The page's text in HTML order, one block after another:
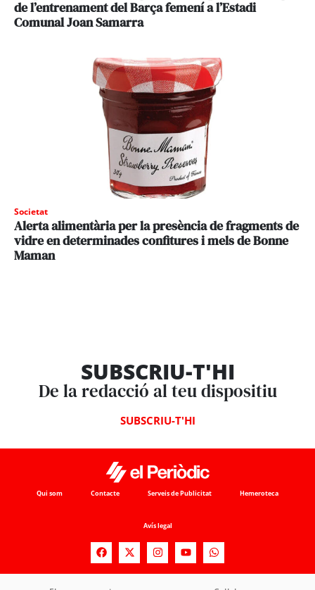
de l’entrenament del Barça femení a l’Estadi
Comunal Joan Samarra
Societat
Alerta alimentària per la presència de fragments de
vidre en determinades confitures i mels de Bonne
Maman
SUBSCRIU-T'HI
De la redacció al teu dispositiu
SUBSCRIU-T'HI
Qui som Contacte Serveis de Publicitat Hemeroteca
Avís legal